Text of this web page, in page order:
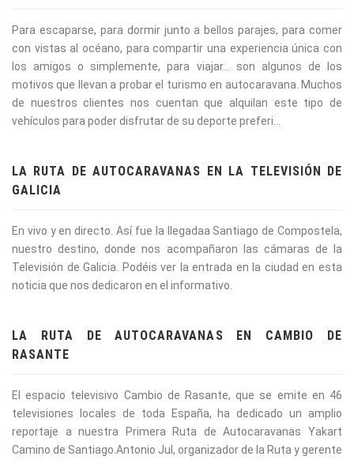
Para escaparse, para dormir junto a bellos parajes, para comer
con vistas al océano, para compartir una experiencia única con
los amigos o simplemente, para viajar... son algunos de los
motivos que llevan a probar el turismo en autocaravana. Muchos
de nuestros clientes nos cuentan que alquilan este tipo de
vehículos para poder disfrutar de su deporte preferi...
LA RUTA DE AUTOCARAVANAS EN LA TELEVISIÓN DE
GALICIA
En vivo y en directo. Así fue la llegadaa Santiago de Compostela,
nuestro destino, donde nos acompañaron las cámaras de la
Televisión de Galicia. Podéis ver la entrada en la ciudad en esta
noticia que nos dedicaron en el informativo.
LA RUTA DE AUTOCARAVANAS EN CAMBIO DE
RASANTE
El espacio televisivo Cambio de Rasante, que se emite en 46
televisiones locales de toda España, ha dedicado un amplio
reportaje a nuestra Primera Ruta de Autocaravanas Yakart
Camino de Santiago.Antonio Jul, organizador de la Ruta y gerente